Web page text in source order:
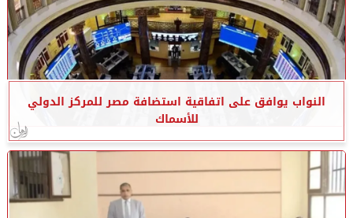
النواب يوافق على اتفاقية استضافة مصر للمركز الدولي
للأسماك